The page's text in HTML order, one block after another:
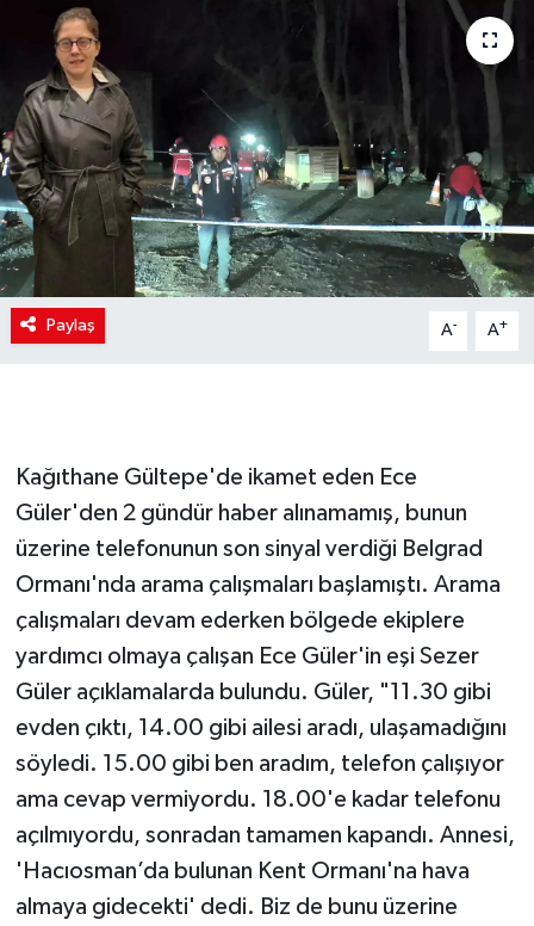
Paylaş A- A+
Kağıthane Gültepe'de ikamet eden Ece
Güler'den 2 gündür haber alınamamış, bunun
üzerine telefonunun son sinyal verdiği Belgrad
Ormanı'nda arama çalışmaları başlamıştı. Arama
çalışmaları devam ederken bölgede ekiplere
yardımcı olmaya çalışan Ece Güler'in eşi Sezer
Güler açıklamalarda bulundu. Güler, "11.30 gibi
evden çıktı, 14.00 gibi ailesi aradı, ulaşamadığını
söyledi. 15.00 gibi ben aradım, telefon çalışıyor
ama cevap vermiyordu. 18.00'e kadar telefonu
açılmıyordu, sonradan tamamen kapandı. Annesi,
'Hacıosman’da bulunan Kent Ormanı'na hava
almaya gidecekti' dedi. Biz de bunu üzerine